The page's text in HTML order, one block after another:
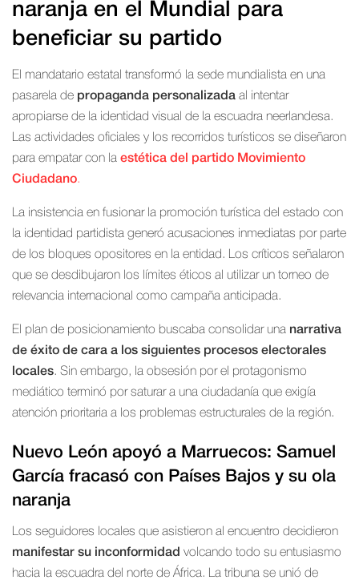
naranja en el Mundial para
beneficiar su partido
El mandatario estatal transformó la sede mundialista en una
pasarela de propaganda personalizada al intentar
apropiarse de la identidad visual de la escuadra neerlandesa.
Las actividades oficiales y los recorridos turísticos se diseñaron
para empatar con la estética del partido Movimiento
Ciudadano.
La insistencia en fusionar la promoción turística del estado con
la identidad partidista generó acusaciones inmediatas por parte
de los bloques opositores en la entidad. Los críticos señalaron
que se desdibujaron los límites éticos al utilizar un torneo de
relevancia internacional como campaña anticipada.
El plan de posicionamiento buscaba consolidar una narrativa
de éxito de cara a los siguientes procesos electorales
locales. Sin embargo, la obsesión por el protagonismo
mediático terminó por saturar a una ciudadanía que exigía
atención prioritaria a los problemas estructurales de la región.
Nuevo León apoyó a Marruecos: Samuel
García fracasó con Países Bajos y su ola
naranja
Los seguidores locales que asistieron al encuentro decidieron
manifestar su inconformidad volcando todo su entusiasmo
hacia la escuadra del norte de África. La tribuna se unió de